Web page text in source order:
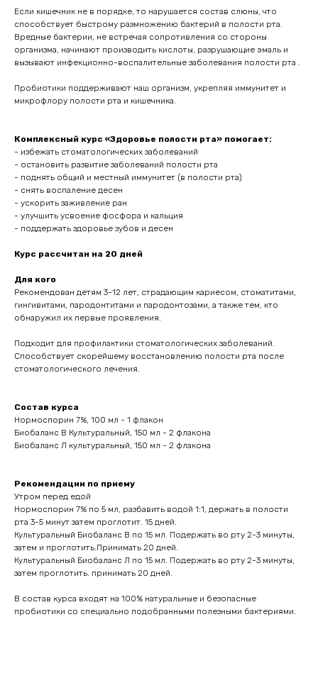
Если кишечник не в порядке, то нарушается состав слюны, что
способствует быстрому размножению бактерий в полости рта.
Вредные бактерии, не встречая сопротивления со стороны
организма, начинают производить кислоты, разрушающие эмаль и
вызывают инфекционно-воспалительные заболевания полости рта .
Пробиотики поддерживают наш организм, укрепляя иммунитет и
микрофлору полости рта и кишечника.
Комплексный курс «Здоровье полости рта» помогает:
- избежать стоматологических заболеваний
- остановить развитие заболеваний полости рта
- поднять общий и местный иммунитет (в полости рта)
- снять воспаление десен
- ускорить заживление ран
- улучшить усвоение фосфора и кальция
- поддержать здоровье зубов и десен
Курс рассчитан на 20 дней
Для кого
Рекомендован детям 3-12 лет, страдающим кариесом, стоматитами,
гингивитами, пародонтитами и пародонтозами, а также тем, кто
обнаружил их первые проявления.
Подходит для профилактики стоматологических заболеваний.
Способствует скорейшему восстановлению полости рта после
стоматологического лечения.
Состав курса
Нормоспорин 7%, 100 мл - 1 флакон
Биобаланс В Культуральный, 150 мл - 2 флакона
Биобаланс Л культуральный, 150 мл - 2 флакона
Рекомендации по приему
Утром перед едой
Нормоспорин 7% по 5 мл, разбавить водой 1:1, держать в полости
рта 3-5 минут затем проглотит. 15 дней.
Культуральный Биобаланс В по 15 мл. Подержать во рту 2-3 минуты,
затем и проглотить.Принимать 20 дней.
Культуральный Биобаланс Л по 15 мл. Подержать во рту 2-3 минуты,
затем проглотить. принимать 20 дней.
В состав курса входят на 100% натуральные и безопасные
пробиотики со специально подобранными полезными бактериями.